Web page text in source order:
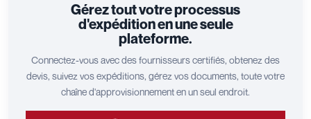
Gérez tout votre processus
d'expédition en une seule
plateforme.
Connectez-vous avec des fournisseurs certifiés, obtenez des
devis, suivez vos expéditions, gérez vos documents, toute votre
chaîne d'approvisionnement en un seul endroit.